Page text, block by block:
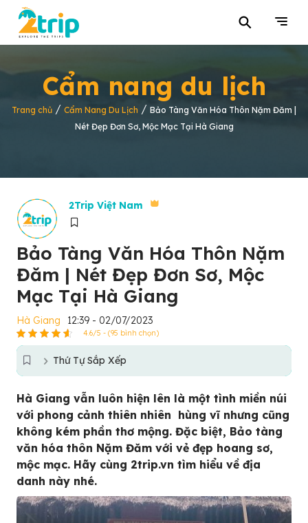
⚲
Cẩm nang du lịch
Trang chủ / Cẩm Nang Du Lịch / Bảo Tàng Văn Hóa Thôn Nặm Đăm |
Nét Đẹp Đơn Sơ, Mộc Mạc Tại Hà Giang
2Trip Việt Nam
Bảo Tàng Văn Hóa Thôn Nặm
Đăm | Nét Đẹp Đơn Sơ, Mộc
Mạc Tại Hà Giang
Hà Giang 12:39 - 02/07/2023
4.6/5 - (95 bình chọn)
Thứ Tự Sắp Xếp
Hà Giang vẫn luôn hiện lên là một tình miền núi
với phong cảnh thiên nhiên hùng vĩ nhưng cũng
không kém phần thơ mộng. Đặc biệt, Bảo tàng
văn hóa thôn Nặm Đăm với vẻ đẹp hoang sơ,
mộc mạc. Hãy cùng 2trip.vn tìm hiểu về địa
danh này nhé.